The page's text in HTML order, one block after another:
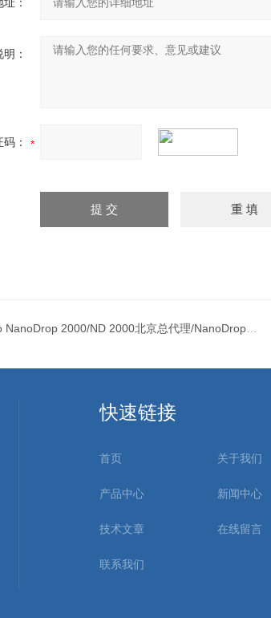
：
：
2000/ND 2000北京总代理/NanoDrop2000价格
快速链接
首页 关于我们
产品中心 新闻中心
技术文章 在线留言
联系我们